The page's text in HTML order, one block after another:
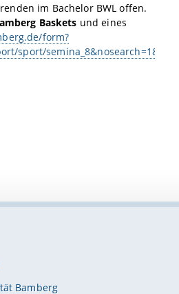
im Bachelor BWL offen.
Baskets und eines
form?
sport/
Bamberg